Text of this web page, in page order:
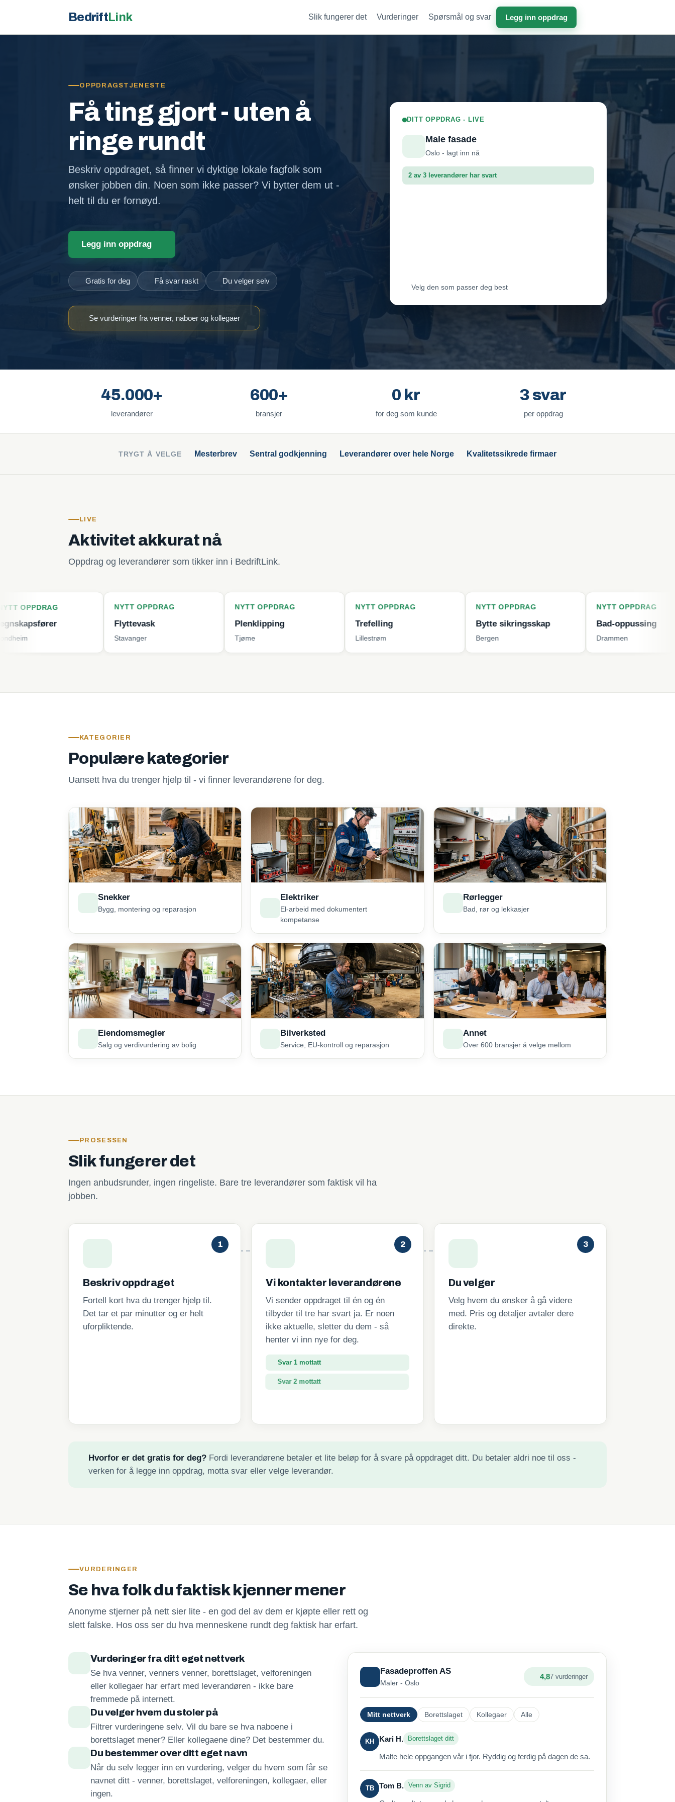
BedriftLink Slik fungerer det Vurderinger Spørsmål og svar Legg inn oppdrag
OPPDRAGSTJENESTE
Få ting gjort - uten å
ringe rundt
Beskriv oppdraget, så finner vi dyktige lokale fagfolk som
ønsker jobben din. Noen som ikke passer? Vi bytter dem ut -
helt til du er fornøyd.
Legg inn oppdrag
Gratis for deg Få svar raskt Du velger selv
Se vurderinger fra venner, naboer og kollegaer
DITT OPPDRAG - LIVE
Male fasade
Oslo - lagt inn nå
2 av 3 leverandører har svart
Velg den som passer deg best
45.000+
leverandører
600+
bransjer
0 kr
for deg som kunde
3 svar
per oppdrag
TRYGT Å VELGE Mesterbrev Sentral godkjenning Leverandører over hele Norge Kvalitetssikrede firmaer
LIVE
Aktivitet akkurat nå
Oppdrag og leverandører som tikker inn i BedriftLink.
NYTT OPPDRAG NYTT OPPDRAG
Plenklipping
NYTT OPPDRAG NYTT OPPDRAG
Bytte sikringsskap
NYTT OPPDRAG
Bad-oppussing
KATEGORIER
Populære kategorier
Uansett hva du trenger hjelp til - vi finner leverandørene for deg.
Snekker
Bygg, montering og reparasjon
Elektriker
El-arbeid med dokumentert
kompetanse
Rørlegger
Bad, rør og lekkasjer
Eiendomsmegler
Salg og verdivurdering av bolig
Bilverksted
Service, EU-kontroll og reparasjon
Annet
Over 600 bransjer å velge mellom
PROSESSEN
Slik fungerer det
Ingen anbudsrunder, ingen ringeliste. Bare tre leverandører som faktisk vil ha
jobben.
1
Beskriv oppdraget
Fortell kort hva du trenger hjelp til.
Det tar et par minutter og er helt
uforpliktende.
2
Vi kontakter leverandørene
Vi sender oppdraget til én og én
tilbyder til tre har svart ja. Er noen
ikke aktuelle, sletter du dem - så
henter vi inn nye for deg.
Svar 1 mottatt
Svar 2 mottatt
3
Du velger
Velg hvem du ønsker å gå videre
med. Pris og detaljer avtaler dere
direkte.
Hvorfor er det gratis for deg? Fordi leverandørene betaler et lite beløp for å svare på oppdraget ditt. Du betaler aldri noe til oss -
verken for å legge inn oppdrag, motta svar eller velge leverandør.
VURDERINGER
Se hva folk du faktisk kjenner mener
Anonyme stjerner på nett sier lite - en god del av dem er kjøpte eller rett og
slett falske. Hos oss ser du hva menneskene rundt deg faktisk har erfart.
Vurderinger fra ditt eget nettverk
Se hva venner, venners venner, borettslaget, velforeningen
eller kollegaer har erfart med leverandøren - ikke bare
fremmede på internett.
Du velger hvem du stoler på
Filtrer vurderingene selv. Vil du bare se hva naboene i
borettslaget mener? Eller kollegaene dine? Det bestemmer du.
Du bestemmer over ditt eget navn
Når du selv legger inn en vurdering, velger du hvem som får se
navnet ditt - venner, borettslaget, velforeningen, kollegaer, eller
ingen.
Fasadeproffen AS
Maler - Oslo
4,87 vurderinger
Mitt nettverk Borettslaget Kollegaer Alle
KH Kari H. Borettslaget ditt
Malte hele oppgangen vår i fjor. Ryddig og ferdig på dagen de sa.
TB Tom B. Venn av Sigrid